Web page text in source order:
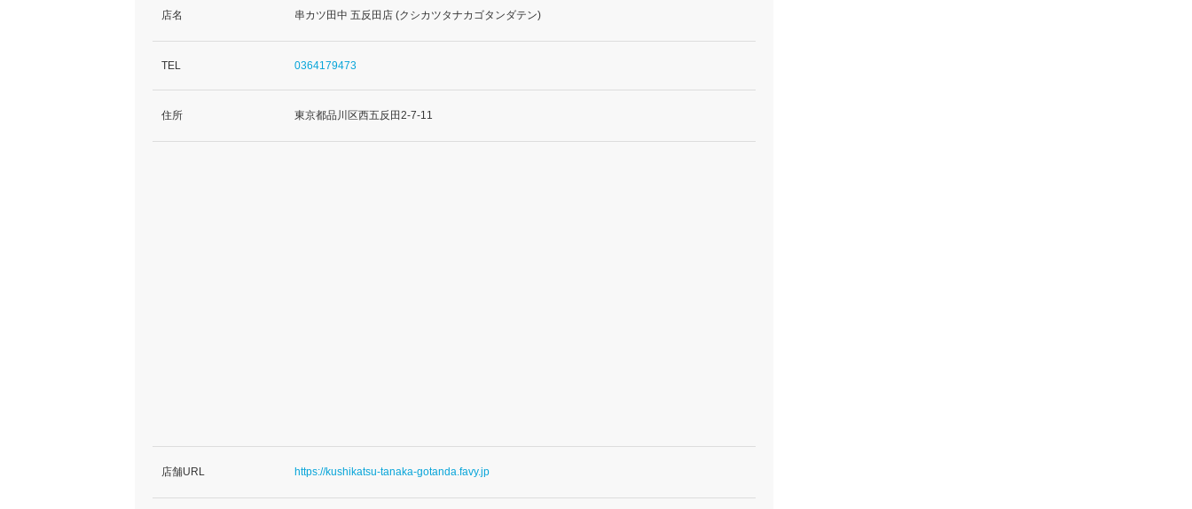
店名 串カツ田中 五反田店 (クシカツタナカゴタンダテン)
TEL 0364179473
住所 東京都品川区西五反田2-7-11
店舗URL https://kushikatsu-tanaka-gotanda.favy.jp